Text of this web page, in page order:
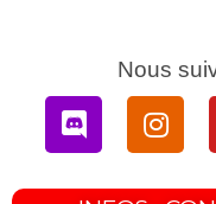
Nous
Discord